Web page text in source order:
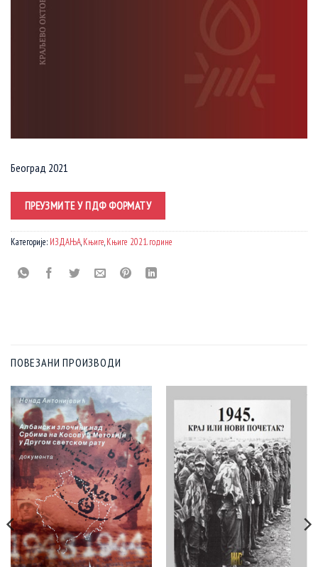
Београд 2021
ПРЕУЗМИТЕ У ПДФ ФОРМАТУ
Категорије: ИЗДАЊА,Књиге,Књиге 2021. године
ПОВЕЗАНИ ПРОИЗВОДИ